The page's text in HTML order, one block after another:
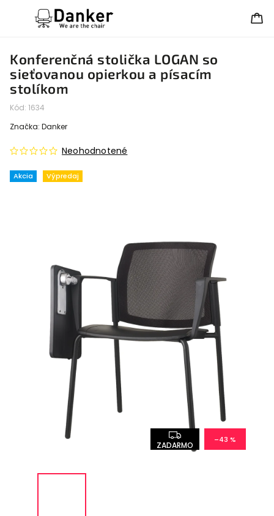
Konferenčná stolička LOGAN so
sieťovanou opierkou a písacím
stolíkom
Kód: 1634
Akcia Výpredaj
Neohodnotené
Značka: Danker
ZADARMO
–43 %